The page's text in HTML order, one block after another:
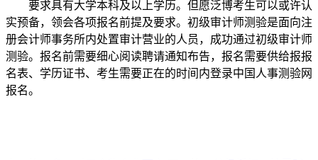
要求具有大学本科及以上学历。但愿泛博考生可以或许认
实预备，领会各项报名前提及要求。初级审计师测验是面向注
册会计师事务所内处置审计营业的人员，成功通过初级审计师
测验。报名前需要细心阅读聘请通知布告，报名需要供给报报
名表、学历证书、考生需要正在的时间内登录中国人事测验网
报名。